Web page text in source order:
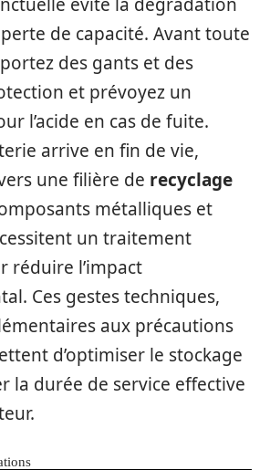
évite la dégradation
de capacité. Avant toute
des gants et des
et prévoyez un
l’acide en cas de fuite.
arrive en fin de vie,
une filière de recyclage
métalliques et
un traitement
réduire l’impact
Ces gestes techniques,
aux précautions
d’optimiser le stockage
la durée de service effective